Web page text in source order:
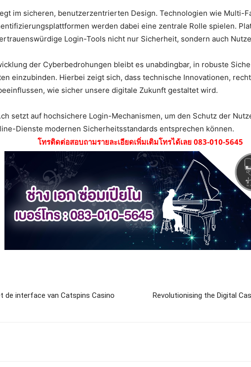
im sicheren, benutzerzentrierten Design. Technologien wie Multi-
werden dabei eine zentrale Rolle spielen.
Login-Tools nicht nur Sicherheit, sondern auch
der Cyberbedrohungen bleibt es unabdingbar, in robuste
einzubinden. Hierbei zeigt sich, dass technische Innovationen,
wie sicher unsere digitale Zukunft gestaltet wird.
setzt auf hochsichere Login-Mechanismen, um den Schutz der
Dienste modernen Sicherheitsstandards entsprechen können.
โทรติดต่อสอบถามรายละเอียดเพิ่มเติมโทรได้เลย 083-010-5645
de interface van Catspins Casino Revolutionising the Digital